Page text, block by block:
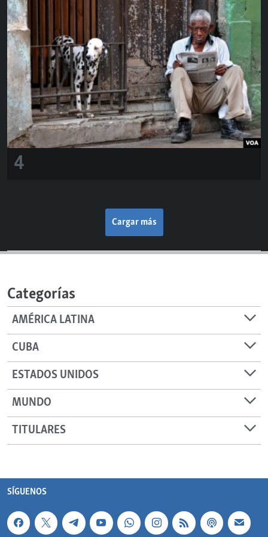
4
Cargar más
Categorías
AMÉRICA LATINA
CUBA
ESTADOS UNIDOS
MUNDO
TITULARES
SÍGUENOS